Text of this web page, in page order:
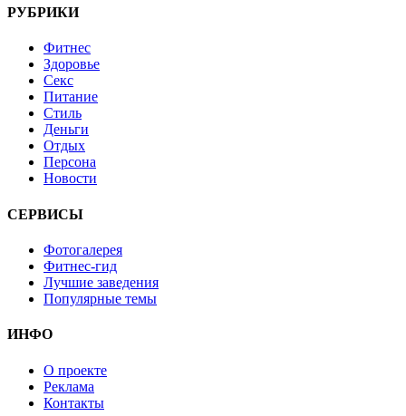
РУБРИКИ
Фитнес
Здоровье
Секс
Питание
Стиль
Деньги
Отдых
Персона
Новости
СЕРВИСЫ
Фотогалерея
Фитнес-гид
Лучшие заведения
Популярные темы
ИНФО
О проекте
Реклама
Контакты